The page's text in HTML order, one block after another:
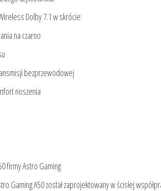
Dolby 7.1 w skrócie:
na czarno
bezprzewodowej
noszenia
firmy Astro Gaming
Gaming A50 został zaprojektowany w ścisłej